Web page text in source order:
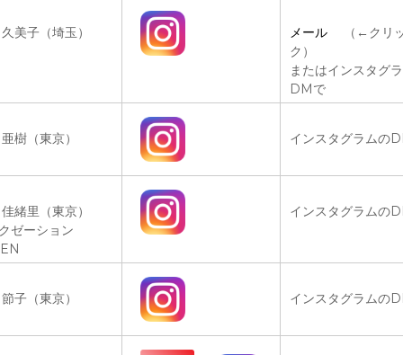
美子（埼玉） メール（←クリ
ク）
またはインスタグ
DMで
樹（東京） インスタグラムの
緒里（東京）
ゼーション
インスタグラムの
子（東京） インスタグラムの